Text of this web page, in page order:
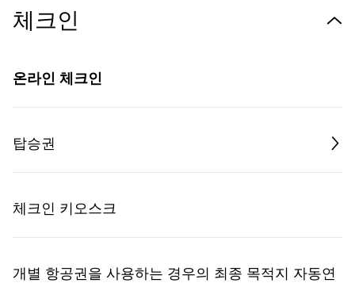
체크인
온라인 체크인
탑승권
체크인 키오스크
개별 항공권을 사용하는 경우의 최종 목적지 자동연
온라인 체크인은 누가 이용할 수 있나요?
캐세이퍼시픽 항공편을 모두 온라인으로 체크인할 수 있